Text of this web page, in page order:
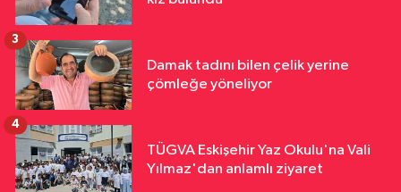
Damak tadını bilen çelik yerine
çömleğe yöneliyor
3
TÜGVA Eskişehir Yaz Okulu'na Vali
Yılmaz'dan anlamlı ziyaret
4